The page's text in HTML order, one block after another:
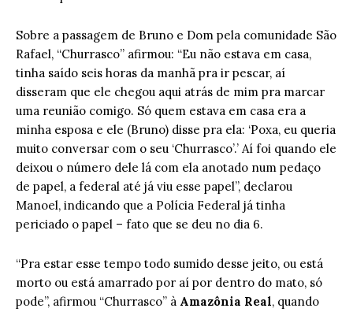
Sobre a passagem de Bruno e Dom pela comunidade São
Rafael, “Churrasco” afirmou: “Eu não estava em casa,
tinha saído seis horas da manhã pra ir pescar, aí
disseram que ele chegou aqui atrás de mim pra marcar
uma reunião comigo. Só quem estava em casa era a
minha esposa e ele (Bruno) disse pra ela: ‘Poxa, eu queria
muito conversar com o seu ‘Churrasco’.’ Aí foi quando ele
deixou o número dele lá com ela anotado num pedaço
de papel, a federal até já viu esse papel”, declarou
Manoel, indicando que a Polícia Federal já tinha
periciado o papel – fato que se deu no dia 6.
“Pra estar esse tempo todo sumido desse jeito, ou está
morto ou está amarrado por aí por dentro do mato, só
pode”, afirmou “Churrasco” à Amazônia Real, quando